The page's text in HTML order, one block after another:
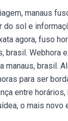
manaus
sol e
agora, fuso
brasil.
manaus, brasil.
para ser
entre
o mais